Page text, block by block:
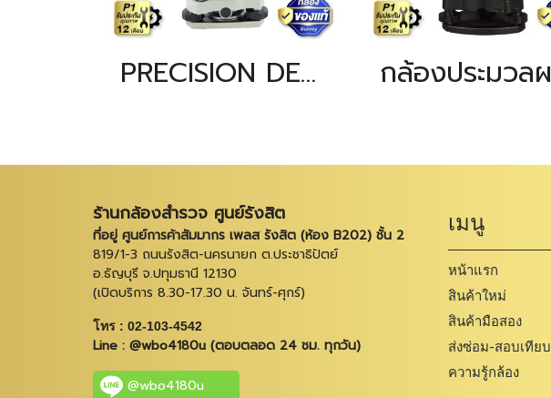
PRECISION DE-2 กำลังขยาย 30 เท่า
ร้านกล้องสำรวจ ศูนย์รังสิต
ที่อยู่ ศูนย์การค้าสัมมากร เพลส รังสิต (ห้อง B202) ชั้น 2
819/1-3 ถนนรังสิต-นครนายก ต.ประชาธิปัตย์
อ.ธัญบุรี จ.ปทุมธานี 12130
(เปิดบริการ 8.30-17.30 น. จันทร์-ศุกร์)
โทร : 02-103-4542
Line : @wbo4180u (ตอบตลอด 24 ชม. ทุกวัน)
@wbo4180u
เมนู
หน้าแรก
สินค้าใหม่
สินค้ามือสอง
ส่งซ่อม-สอบเทียบ
ความรู้กล้อง